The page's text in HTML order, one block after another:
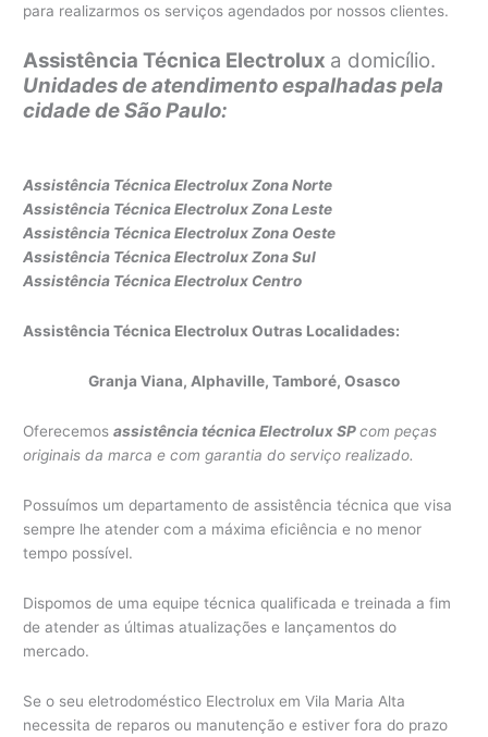
para realizarmos os serviços agendados por nossos clientes.
Assistência Técnica Electrolux a domicílio.
Unidades de atendimento espalhadas pela
cidade de São Paulo:
Assistência Técnica Electrolux Zona Norte
Assistência Técnica Electrolux Zona Leste
Assistência Técnica Electrolux Zona Oeste
Assistência Técnica Electrolux Zona Sul
Assistência Técnica Electrolux Centro
Assistência Técnica Electrolux Outras Localidades:
Granja Viana, Alphaville, Tamboré, Osasco
Oferecemosassistência técnica Electrolux SPcom peças
originais da marca e com garantia do serviço realizado.
Possuímos um departamento de assistência técnica que visa
sempre lhe atender com a máxima eficiência e no menor
tempo possível.
Dispomos de uma equipe técnica qualificada e treinada a fim
de atender as últimas atualizações e lançamentos do
mercado.
Se o seu eletrodoméstico Electrolux em Vila Maria Alta
necessita de reparos ou manutenção e estiver fora do prazo